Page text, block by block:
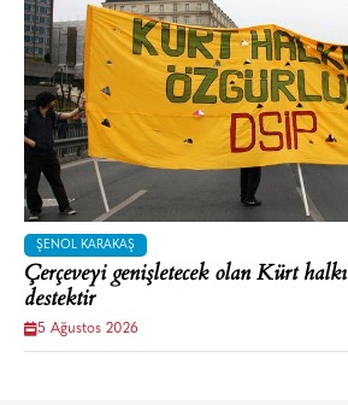
ŞENOL KARAKAŞ
Çerçeveyi genişletecek olan Kürt
destektir
5 Ağustos 2026